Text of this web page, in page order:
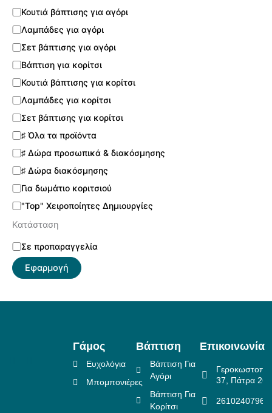
Κουτιά βάπτισης για αγόρι
Λαμπάδες για αγόρι
Σετ βάπτισης για αγόρι
Βάπτιση για κορίτσι
Κουτιά βάπτισης για κορίτσι
Λαμπάδες για κορίτσι
Σετ βάπτισης για κορίτσι
♯ Όλα τα προϊόντα
♯ Δώρα προσωπικά & διακόσμησης
♯ Δώρα διακόσμησης
Για δωμάτιο κοριτσιού
"Top" Χειροποίητες Δημιουργίες
Κατάσταση
Σε προπαραγγελία
Εφαρμογή
Γάμος
Ευχολόγια
Μπομπονιέρες
Βάπτιση
Βάπτιση Για
Αγόρι
Βάπτιση Για
Κορίτσι
Επικοινωνία
37, Πάτρα
2610240796